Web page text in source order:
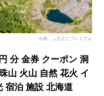
出典：ふるさとプレミアム
分 金券 クーポン 洞
山 火山 自然 花火 イ
宿泊 施設 北海道